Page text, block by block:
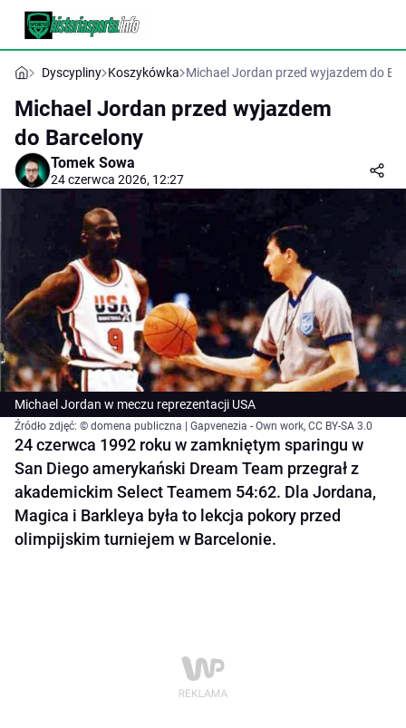
Dyscypliny Koszykówka Michael Jordan przed wyjazdem do
Michael Jordan przed wyjazdem
do Barcelony
Tomek Sowa
24 czerwca 2026, 12:27
Michael Jordan w meczu reprezentacji USA
Źródło zdjęć: © domena publiczna | Gapvenezia - Own work, CC BY-SA 3.0
24 czerwca 1992 roku w zamkniętym sparingu w
San Diego amerykański Dream Team przegrał z
akademickim Select Teamem 54:62. Dla Jordana,
Magica i Barkleya była to lekcja pokory przed
olimpijskim turniejem w Barcelonie.